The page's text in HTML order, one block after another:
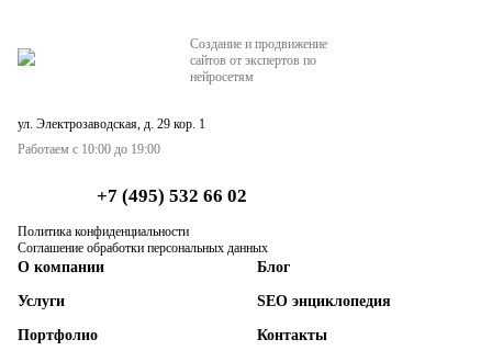
Создание и продвижение
сайтов от экспертов по
нейросетям
ул. Электрозаводская, д. 29 кор. 1
Работаем с 10:00 до 19:00
+7 (495) 532 66 02
Политика конфиденциальности
Соглашение обработки персональных данных
О компании
Услуги
Портфолио
Блог
SEO энциклопедия
Контакты